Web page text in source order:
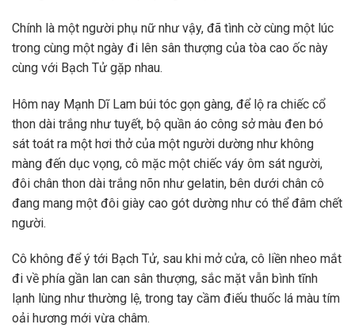
Chính là một người phụ nữ như vậy, đã tình cờ cùng một lúc
trong cùng một ngày đi lên sân thượng của tòa cao ốc này
cùng với Bạch Tử gặp nhau.
Hôm nay Mạnh Dĩ Lam búi tóc gọn gàng, để lộ ra chiếc cổ
thon dài trắng như tuyết, bộ quần áo công sở màu đen bó
sát toát ra một hơi thở của một người dường như không
màng đến dục vọng, cô mặc một chiếc váy ôm sát người,
đôi chân thon dài trắng nõn như gelatin, bên dưới chân cô
đang mang một đôi giày cao gót dường như có thể đâm chết
người.
Cô không để ý tới Bạch Tử, sau khi mở cửa, cô liền nheo mắt
đi về phía gần lan can sân thượng, sắc mặt vẫn bình tĩnh
lạnh lùng như thường lệ, trong tay cầm điếu thuốc lá màu tím
oải hương mới vừa châm.